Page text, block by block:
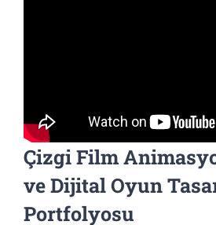
Çizgi Film
ve Dijital Oyun
Portfolyosu